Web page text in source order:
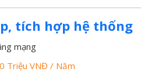
tích hợp hệ thống
mạng
Triệu VNĐ/ Năm